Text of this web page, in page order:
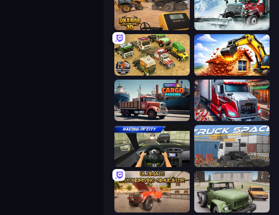
Gold Rush: Gold Simulator 3D Snow Plow Truck
Euro Truck Driving Simulator 2025 City Constructor
Cargo Truck Parking Just Park It 12
Racing in City Truck Space
Ultimate Truck Driving Simulator 2020 Truck Driver Easy Road